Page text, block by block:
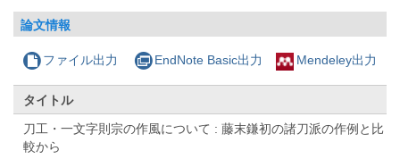
論文情報
ファイル出力 EndNote Basic出力 Mendeley出力
タイトル
刀工・一文字則宗の作風について : 藤末鎌初の諸刀派の作例と比
較から